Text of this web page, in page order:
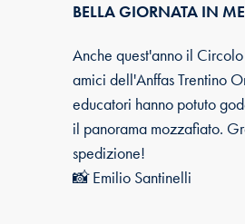
BELLA GIORNATA IN
Anche quest'anno il
amici dell'Anffas Trentino
educatori hanno potuto
il panorama mozzafiato.
spedizione!
📸 Emilio Santinelli